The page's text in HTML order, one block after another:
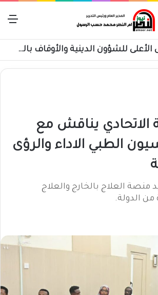
حل المجلس الأعلى للشؤون الدينية والأوقاف بالقضارف
الاتحادي يناقش مع
الطبي الاداء والرؤى
منصة العلاج بالخارج والعلاج
الدولة.